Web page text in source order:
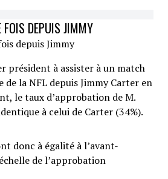
FOIS DEPUIS JIMMY
président à assister à un match
de la NFL depuis Jimmy Carter en
le taux d’approbation de M.
à celui de Carter (34%).
donc à égalité à l’avant-
de l’approbation